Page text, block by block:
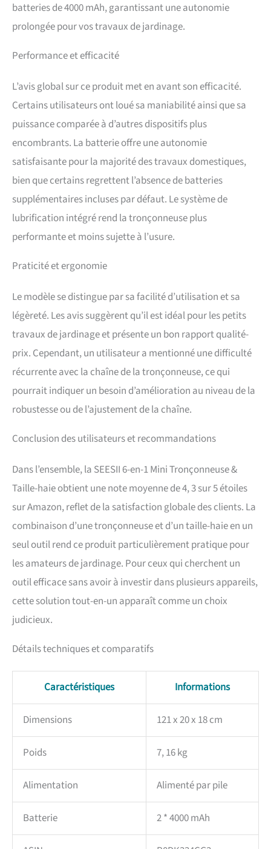
batteries de 4000 mAh, garantissant une autonomie
prolongée pour vos travaux de jardinage.
Performance et efficacité
L’avis global sur ce produit met en avant son efficacité.
Certains utilisateurs ont loué sa maniabilité ainsi que sa
puissance comparée à d’autres dispositifs plus
encombrants. La batterie offre une autonomie
satisfaisante pour la majorité des travaux domestiques,
bien que certains regrettent l’absence de batteries
supplémentaires incluses par défaut. Le système de
lubrification intégré rend la tronçonneuse plus
performante et moins sujette à l’usure.
Praticité et ergonomie
Le modèle se distingue par sa facilité d’utilisation et sa
légèreté. Les avis suggèrent qu’il est idéal pour les petits
travaux de jardinage et présente un bon rapport qualité-
prix. Cependant, un utilisateur a mentionné une difficulté
récurrente avec la chaîne de la tronçonneuse, ce qui
pourrait indiquer un besoin d’amélioration au niveau de la
robustesse ou de l’ajustement de la chaîne.
Conclusion des utilisateurs et recommandations
Dans l’ensemble, la SEESII 6-en-1 Mini Tronçonneuse &
Taille-haie obtient une note moyenne de 4, 3 sur 5 étoiles
sur Amazon, reflet de la satisfaction globale des clients. La
combinaison d’une tronçonneuse et d’un taille-haie en un
seul outil rend ce produit particulièrement pratique pour
les amateurs de jardinage. Pour ceux qui cherchent un
outil efficace sans avoir à investir dans plusieurs appareils,
cette solution tout-en-un apparaît comme un choix
judicieux.
Détails techniques et comparatifs
Caractéristiques Informations
Dimensions 121 x 20 x 18 cm
Poids 7, 16 kg
Alimentation Alimenté par pile
Batterie 2 * 4000 mAh